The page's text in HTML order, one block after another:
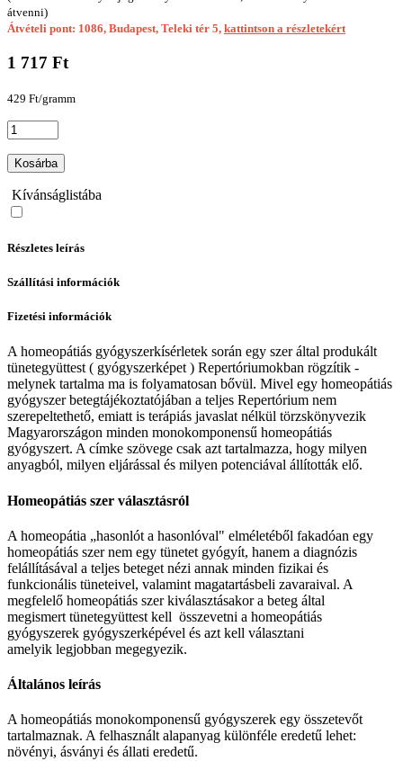
átvenni)
Átvételi pont: 1086, Budapest, Teleki tér 5, kattintson a részletekért
1 717 Ft
429 Ft/gramm
Kosárba
Kívánságlistába
Részletes leírás
Szállítási információk
Fizetési információk
A homeopátiás gyógyszerkísérletek során egy szer által produkált
tünetegyüttest ( gyógyszerképet ) Repertóriumokban rögzítik -
melynek tartalma ma is folyamatosan bővül. Mivel egy homeopátiás
gyógyszer betegtájékoztatójában a teljes Repertórium nem
szerepeltethető, emiatt is terápiás javaslat nélkül törzskönyvezik
Magyarországon minden monokomponensű homeopátiás
gyógyszert. A címke szövege csak azt tartalmazza, hogy milyen
anyagból, milyen eljárással és milyen potenciával állították elő.
Homeopátiás szer választásról
A homeopátia „hasonlót a hasonlóval" elméletéből fakadóan egy
homeopátiás szer nem egy tünetet gyógyít, hanem a diagnózis
felállításával a teljes beteget nézi annak minden fizikai és
funkcionális tüneteivel, valamint magatartásbeli zavaraival. A
megfelelő homeopátiás szer kiválasztásakor a beteg által
megismert tünetegyüttest kell összevetni a homeopátiás
gyógyszerek gyógyszerképével és azt kell választani
amelyik legjobban megegyezik.
Általános leírás
A homeopátiás monokomponensű gyógyszerek egy összetevőt
tartalmaznak. A felhasznált alapanyag különféle eredetű lehet:
növényi, ásványi és állati eredetű.